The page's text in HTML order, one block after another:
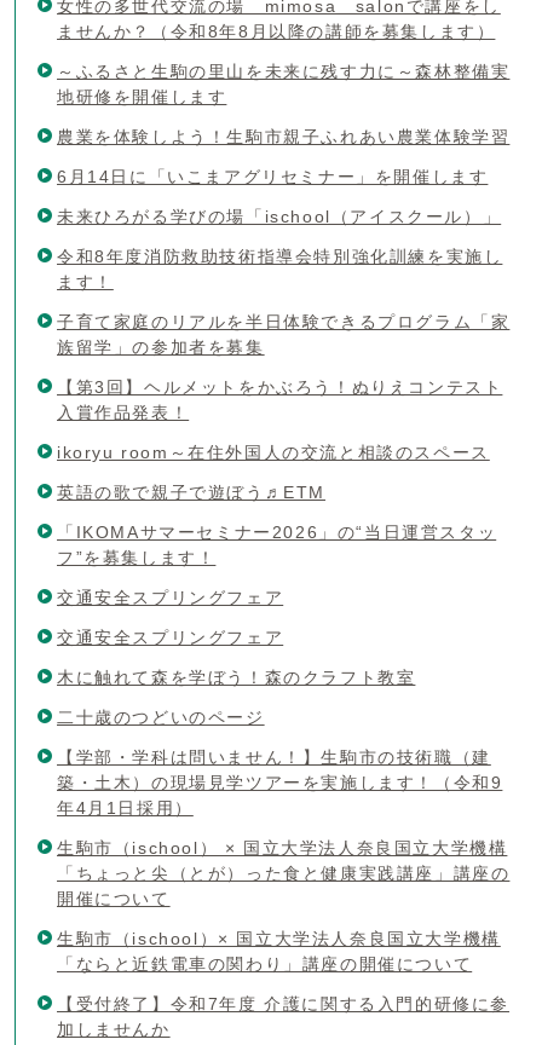
女性の多世代交流の場 mimosa salonで講座をし
ませんか？（令和8年8月以降の講師を募集します）
～ふるさと生駒の里山を未来に残す力に～森林整備実
地研修を開催します
農業を体験しよう！生駒市親子ふれあい農業体験学習
6月14日に「いこまアグリセミナー」を開催します
未来ひろがる学びの場「ischool（アイスクール）」
令和8年度消防救助技術指導会特別強化訓練を実施し
ます！
子育て家庭のリアルを半日体験できるプログラム「家
族留学」の参加者を募集
【第3回】ヘルメットをかぶろう！ぬりえコンテスト
入賞作品発表！
ikoryu room～在住外国人の交流と相談のスペース
英語の歌で親子で遊ぼう♬ETM
「IKOMAサマーセミナー2026」の“当日運営スタッ
フ”を募集します！
交通安全スプリングフェア
交通安全スプリングフェア
木に触れて森を学ぼう！森のクラフト教室
二十歳のつどいのページ
【学部・学科は問いません！】生駒市の技術職（建
築・土木）の現場見学ツアーを実施します！（令和9
年4月1日採用）
生駒市（ischool） × 国立大学法人奈良国立大学機構
「ちょっと尖（とが）った食と健康実践講座」講座の
開催について
生駒市（ischool）× 国立大学法人奈良国立大学機構
「ならと近鉄電車の関わり」講座の開催について
【受付終了】令和7年度 介護に関する入門的研修に参
加しませんか